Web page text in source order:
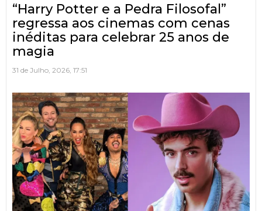
“Harry Potter e a Pedra Filosofal”
regressa aos cinemas com cenas
inéditas para celebrar 25 anos de
magia
31 de Julho, 2026, 17:51